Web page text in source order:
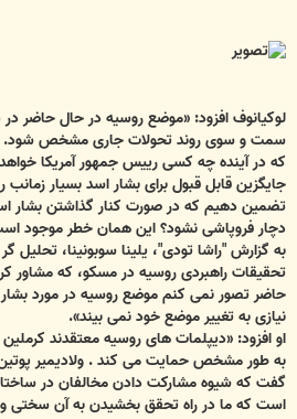
لوکیانوف افزود: «موضع روسیه در حال حاضر
سمت و سوی روند تحولات جاری مشخص شود.
که در آینده چه کسی رییس جمهور آمریکا
جایگزین قابل قبول برای بشار اسد بسیار
تضمین دهیم که در صورت کنار گذاشتن بشار
دچار فروپاشی نشود؟ این همان خطر موجود
به گزارش "راشا تودی"، یلینا سوبونینا، تحلیل گر
تحقیقات راهبردی روسیه در مسکو، که مشاور
حاضر تصور نمی کنم موضع روسیه در مورد بشار
نیازی به تغییر موضع خود نمی بیند».
او افزود: «دیپلمات های روسیه معتقدند
به طور مشخص حمایت می کند . ولادیمیر
گفت که شیوه مشارکت دادن مخالفان در
است که ما در راه تحقق بخشیدن به آن سختی و